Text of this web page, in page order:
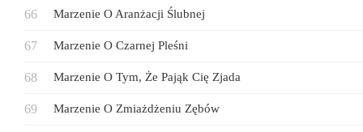
Marzenie O Aranżacji Ślubnej
Marzenie O Czarnej Pleśni
Marzenie O Tym, Że Pająk Cię Zjada
Marzenie O Zmiażdżeniu Zębów